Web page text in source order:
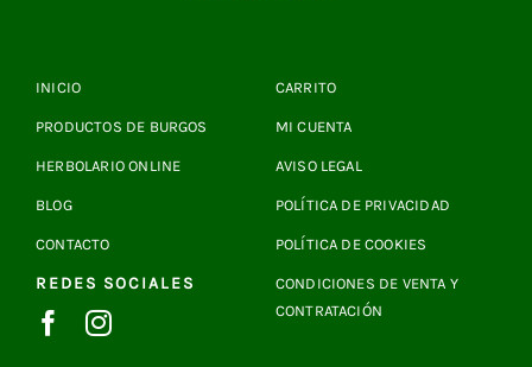
INICIO
PRODUCTOS DE BURGOS
HERBOLARIO ONLINE
BLOG
CONTACTO
REDES SOCIALES
CARRITO
MI CUENTA
AVISO LEGAL
POLÍTICA DE PRIVACIDAD
POLÍTICA DE COOKIES
CONDICIONES DE VENTA Y
CONTRATACIÓN